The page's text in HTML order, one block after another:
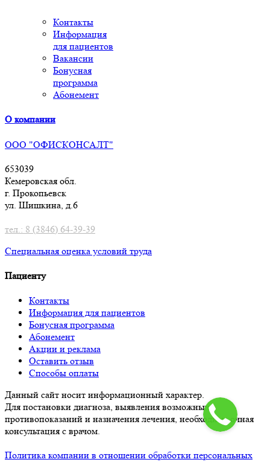
Контакты
Информация
для пациентов
Вакансии
Бонусная
программа
Абонемент
О компании
ООО "ОФИСКОНСАЛТ"
653039
Кемеровская обл.
г. Прокопьевск
ул. Шишкина, д.6
тел.: 8 (3846) 64-39-39
Специальная оценка условий труда
Пациенту
Контакты
Информация для пациентов
Бонусная программа
Абонемент
Акции и реклама
Оставить отзыв
Способы оплаты
Данный сайт носит информационный характер.
Для постановки диагноза, выявления возможных
противопоказаний и назначения лечения, необходима очная
консультация с врачом.
Политика компании в отношении обработки персональных